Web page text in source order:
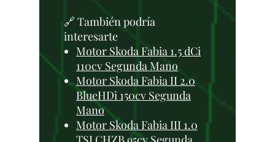
🔗 También podría
interesarte
Motor Skoda Fabia 1.5 dCi
110cv Segunda Mano
Motor Skoda Fabia II 2.0
BlueHDi 150cv Segunda
Mano
Motor Skoda Fabia III 1.0